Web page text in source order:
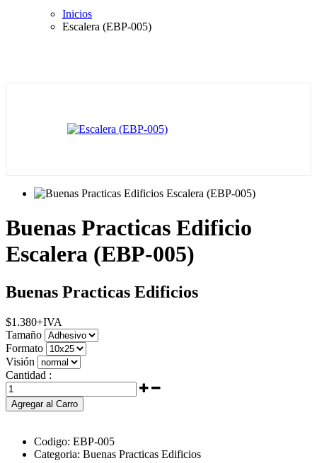
Inicios
Escalera (EBP-005)
Buenas Practicas Edificio
Escalera (EBP-005)
Buenas Practicas Edificios
$1.380+IVA
Tamaño
Formato
Visión
Cantidad :
Agregar al Carro
Codigo: EBP-005
Categoria: Buenas Practicas Edificios